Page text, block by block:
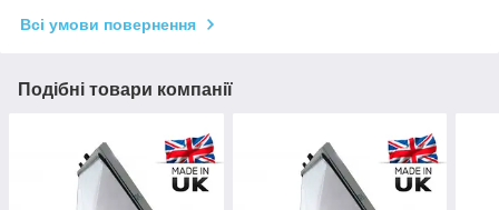
Всі умови повернення
Подібні товари компанії